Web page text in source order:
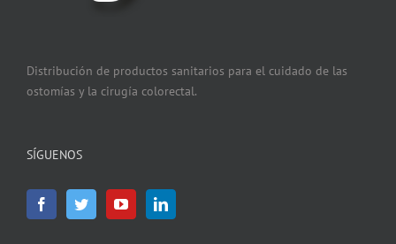
Distribución de productos sanitarios para el cuidado de las
ostomías y la cirugía colorectal.
SÍGUENOS